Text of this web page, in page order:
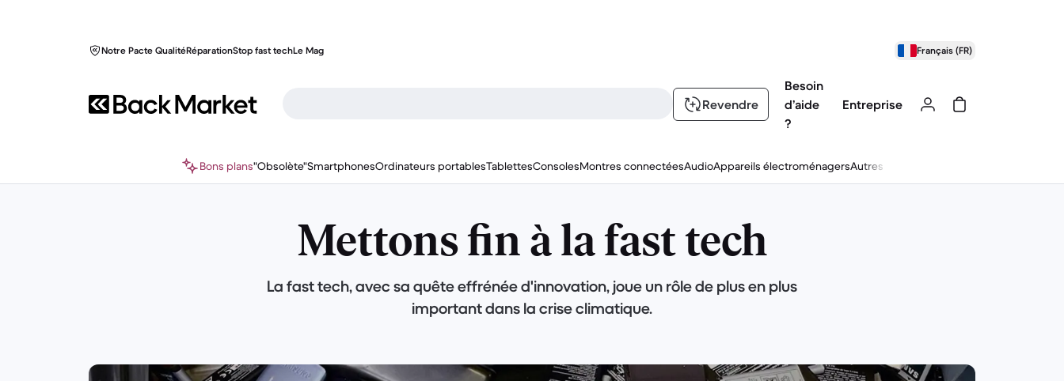
Notre Pacte QualitéRéparationStop fast techLe Mag Français (FR)
Revendre
Besoin
d’aide
?
Entreprise
Bons plans"Obsolète"SmartphonesOrdinateurs portablesTablettesConsolesMontres connectéesAudioAppareils électroménagersAutres
Mettons fin à la fast tech
La fast tech, avec sa quête effrénée d'innovation, joue un rôle de plus en plus
important dans la crise climatique.